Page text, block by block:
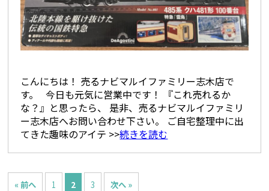
こんにちは！ 売るナビマルイファミリー志木店で
す。 今日も元気に営業中です！ 『これ売れるか
な？』と思ったら、 是非、売るナビマルイファミリ
ー志木店へお問い合わせ下さい。 ご自宅整理中に出
てきた趣味のアイテ >>続きを読む
« 前へ 1 2 3 次へ »